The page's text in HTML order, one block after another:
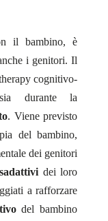
il bambino, è
i genitori. Il
cognitivo-
sia durante la
. Viene previsto
del bambino,
dei genitori
dei loro
a rafforzare
del bambino